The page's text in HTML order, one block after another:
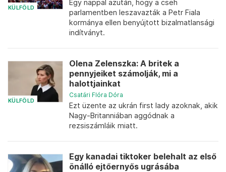
KÜLFÖLD
Egy nappal azután, hogy a cseh
parlamentben leszavazták a Petr Fiala
kormánya ellen benyújtott bizalmatlansági
indítványt.
KÜLFÖLD
Olena Zelenszka: A britek a
pennyjeiket számolják, mi a
halottjainkat
Csatári Flóra Dóra
Ezt üzente az ukrán first lady azoknak, akik
Nagy-Britanniában aggódnak a
rezsiszámláik miatt.
Egy kanadai tiktoker belehalt az első
önálló ejtőernyős ugrásába